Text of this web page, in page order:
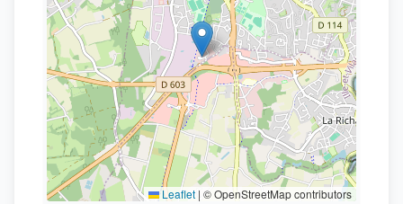
Leaflet | © OpenStreetMap contributors